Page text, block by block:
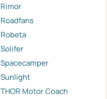
Rimor
Roadfans
Robeta
Solifer
Spacecamper
Sunlight
THOR Motor Coach